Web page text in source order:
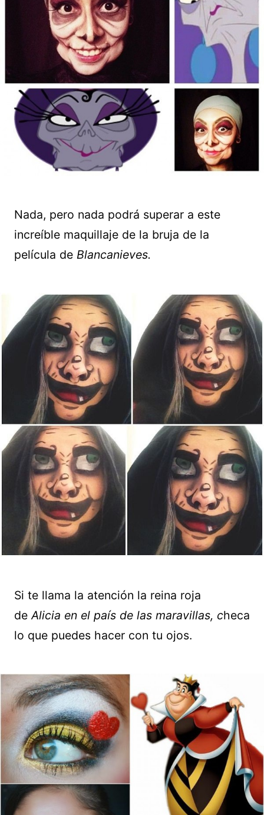
Nada, pero nada podrá superar a este
increíble maquillaje de la bruja de la
película de Blancanieves.
Si te llama la atención la reina roja
deAlicia en el país de las maravillas, checa
lo que puedes hacer con tu ojos.